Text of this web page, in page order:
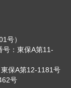
号）
号：東保A第11-
保A第12-1181号
号